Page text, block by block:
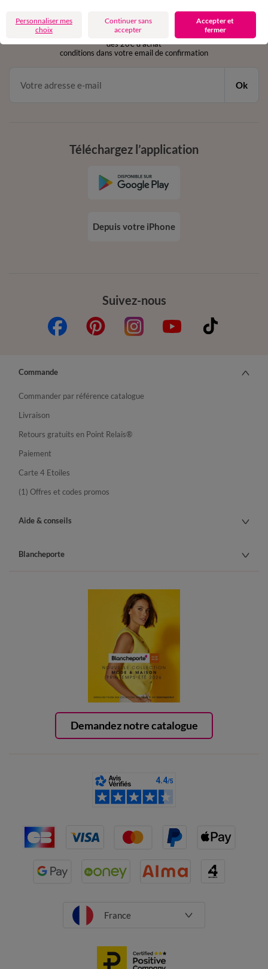
en vous inscrivant à la newsletter
dès 20€ d’achat
conditions dans votre email de confirmation
Ok
Suivez-nous
Téléchargez l’application
Depuis votre iPhone
Demandez notre catalogue
Commande
Commander par référence catalogue
Livraison
Retours gratuits en Point Relais®
Paiement
Carte 4 Etoiles
(1) Offres et codes promos
Aide & conseils
Blancheporte
France
Personnaliser mes
choix
Continuer sans
accepter
Accepter et
fermer